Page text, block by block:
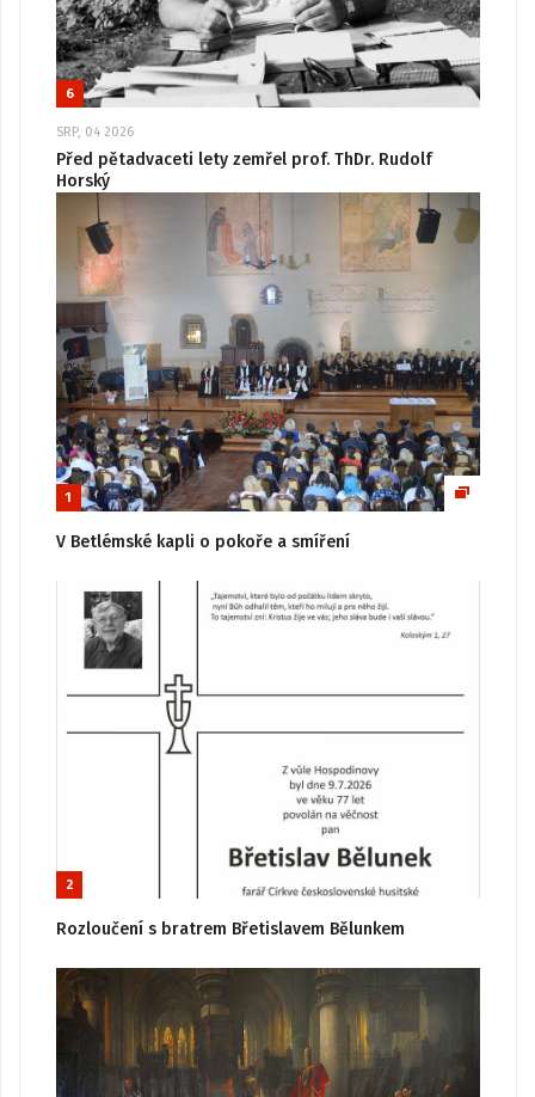
6
SRP, 04 2026
Před pětadvaceti lety zemřel prof. ThDr. Rudolf
Horský
1
V Betlémské kapli o pokoře a smíření
2
Rozloučení s bratrem Břetislavem Bělunkem